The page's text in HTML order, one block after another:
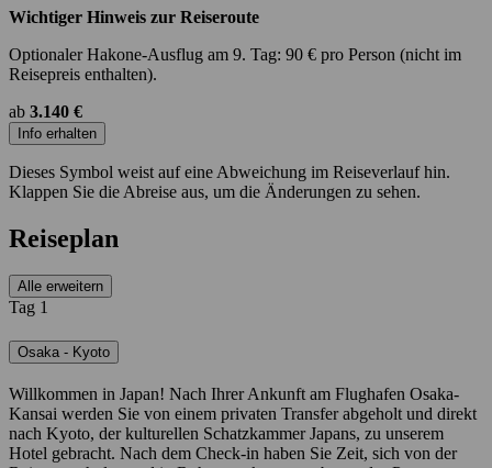
Wichtiger Hinweis zur Reiseroute
Optionaler Hakone-Ausflug am 9. Tag: 90 € pro Person (nicht im
Reisepreis enthalten).
ab 3.140 €
Info erhalten
Dieses Symbol weist auf eine Abweichung im Reiseverlauf hin.
Klappen Sie die Abreise aus, um die Änderungen zu sehen.
Reiseplan
Alle erweitern
Tag 1
Osaka - Kyoto
Willkommen in Japan! Nach Ihrer Ankunft am Flughafen Osaka-
Kansai werden Sie von einem privaten Transfer abgeholt und direkt
nach Kyoto, der kulturellen Schatzkammer Japans, zu unserem
Hotel gebracht. Nach dem Check-in haben Sie Zeit, sich von der